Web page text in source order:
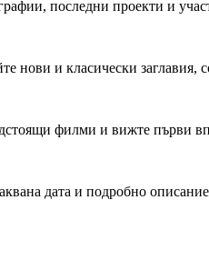
последни проекти и
нови и класически заглавия,
филми и вижте първи
дата и подробно